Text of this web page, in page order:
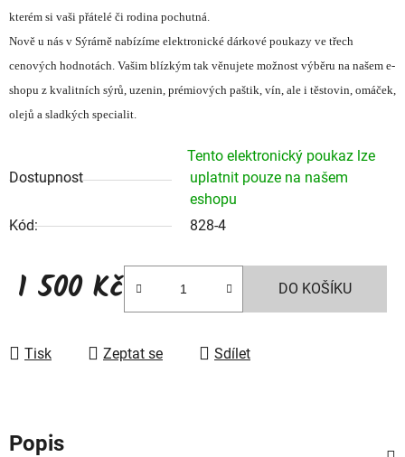
kterém si vaši přátelé či rodina pochutná.
Nově u nás v Sýrárně nabízíme elektronické dárkové poukazy ve třech
cenových hodnotách. Vašim blízkým tak věnujete možnost výběru na našem e-
shopu z kvalitních sýrů, uzenin, prémiových paštik, vín, ale i těstovin, omáček,
olejů a sladkých specialit.
Dostupnost
Tento elektronický poukaz lze
uplatnit pouze na našem
eshopu
Kód:
828-4
1 500 Kč DO KOŠÍKU
Tisk Zeptat se Sdílet
Popis